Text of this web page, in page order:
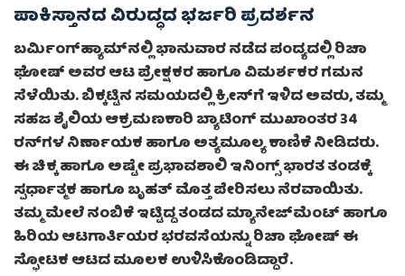
ಪಾಕಿಸ್ತಾನದ ವಿರುದ್ಧದ ಭರ್ಜರಿ ಪ್ರದರ್ಶನ
ಬರ್ಮಿಂಗ್‌ಹ್ಯಾಮ್‌ನಲ್ಲಿ ಭಾನುವಾರ ನಡೆದ ಪಂದ್ಯದಲ್ಲಿ ರಿಚಾ
ಘೋಷ್ ಅವರ ಆಟ ಪ್ರೇಕ್ಷಕರ ಹಾಗೂ ವಿಮರ್ಶಕರ ಗಮನ
ಸೆಳೆಯಿತು. ಬಿಕ್ಕಟ್ಟಿನ ಸಮಯದಲ್ಲಿ ಕ್ರೀಸ್‌ಗೆ ಇಳಿದ ಅವರು, ತಮ್ಮ
ಸಹಜ ಶೈಲಿಯ ಆಕ್ರಮಣಕಾರಿ ಬ್ಯಾಟಿಂಗ್ ಮುಖಾಂತರ 34
ರನ್‌ಗಳ ನಿರ್ಣಾಯಕ ಹಾಗೂ ಅತ್ಯಮೂಲ್ಯ ಕಾಣಿಕೆ ನೀಡಿದರು.
ಈ ಚಿಕ್ಕ ಹಾಗೂ ಅಷ್ಟೇ ಪ್ರಭಾವಶಾಲಿ ಇನಿಂಗ್ಸ್ ಭಾರತ ತಂಡಕ್ಕೆ
ಸ್ಪರ್ಧಾತ್ಮಕ ಹಾಗೂ ಬೃಹತ್ ಮೊತ್ತ ಪೇರಿಸಲು ನೆರವಾಯಿತು.
ತಮ್ಮ ಮೇಲೆ ನಂಬಿಕೆ ಇಟ್ಟಿದ್ದ ತಂಡದ ಮ್ಯಾನೇಜ್‌ಮೆಂಟ್ ಹಾಗೂ
ಹಿರಿಯ ಆಟಗಾರ್ತಿಯರ ಭರವಸೆಯನ್ನು ರಿಚಾ ಘೋಷ್ ಈ
ಸ್ಫೋಟಕ ಆಟದ ಮೂಲಕ ಉಳಿಸಿಕೊಂಡಿದ್ದಾರೆ.